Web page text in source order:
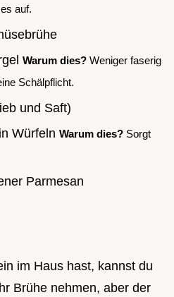
auf.
Warum dies? Weniger faserig
Schälpflicht.
und Saft)
Würfeln Warum dies? Sorgt
Parmesan
im Haus hast, kannst du
Brühe nehmen, aber der